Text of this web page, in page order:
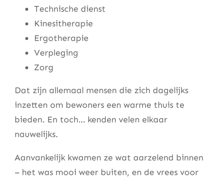
Technische dienst
Kinesitherapie
Ergotherapie
Verpleging
Zorg
Dat zijn allemaal mensen die zich dagelijks
inzetten om bewoners een warme thuis te
bieden. En toch… kenden velen elkaar
nauwelijks.
Aanvankelijk kwamen ze wat aarzelend binnen
– het was mooi weer buiten, en de vrees voor